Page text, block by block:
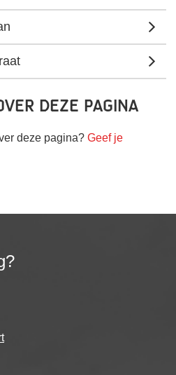
deze pagina
deze pagina? Geef je